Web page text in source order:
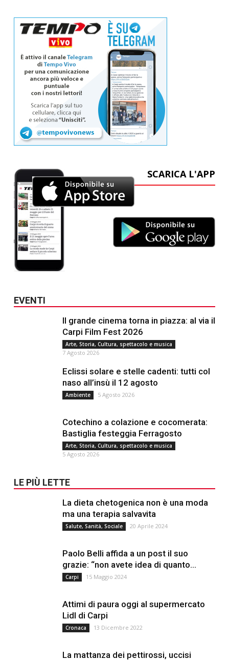
SCARICA L'APP
EVENTI
Il grande cinema torna in piazza: al via il
Carpi Film Fest 2026
Arte, Storia, Cultura, spettacolo e musica
7 Agosto 2026
Eclissi solare e stelle cadenti: tutti col
naso all’insù il 12 agosto
Ambiente 5 Agosto 2026
Cotechino a colazione e cocomerata:
Bastiglia festeggia Ferragosto
Arte, Storia, Cultura, spettacolo e musica
5 Agosto 2026
LE PIÙ LETTE
La dieta chetogenica non è una moda
ma una terapia salvavita
Salute, Sanità, Sociale 20 Aprile 2024
Paolo Belli affida a un post il suo
grazie: “non avete idea di quanto...
Carpi 15 Maggio 2024
Attimi di paura oggi al supermercato
Lidl di Carpi
Cronaca 13 Dicembre 2022
La mattanza dei pettirossi, uccisi